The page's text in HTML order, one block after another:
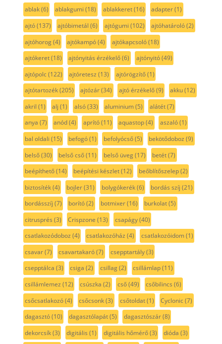
ablak(6) ablakgumi (18) ablakkeret(16) adapter(1)
ajtó(137) ajtóbimetál (6) ajtógumi (102) ajtóhatároló(2)
ajtóhorog(4) ajtókampó(4) ajtókapcsoló(18)
ajtókeret(18) ajtónyitás érzékelő(6) ajtónyitó(49)
ajtópolc(122) ajtóretesz (13) ajtórögzítő(1)
ajtótartozék(205) ajtózár(34) ajtó érzékelő(9) akku(12)
akril (1) alj (1) alsó(33) aluminium(5) alátét(7)
anya (7) anód(4) aprító(11) aquastop(4) aszaló(1)
bal oldali (15) befogó(1) befolyócső(5) bekötődoboz (9)
belső(30) belső cső(11) belső üveg(17) betét(7)
beépíthető(14) beépítési készlet(12) beőblítőszelep(2)
biztosíték(4) bojler(31) bolygókerék(6) bordás szíj (21)
bordásszíj (7) borító(2) botmixer(16) burkolat(5)
citrusprés (3) Crispzone (13) csapágy(40)
csatlakozódoboz (4) csatlakozóház (4) csatlakozóidom(1)
csavar(7) csavartakaró(7) csepptartály(3)
csepptálca (3) csiga (2) csillag(2) csillámlap(11)
csillámlemez (12) csúszka (2) cső(49) csőbilincs (6)
csőcsatlakozó(4) csőcsonk(3) csőtoldat(1) Cyclonic(7)
dagasztó(10) dagasztólapát(5) dagasztószár(8)
dekorcsík(3) digitális (1) digitális hőmérő(3) dióda (3)